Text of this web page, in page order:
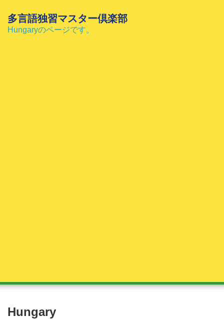
多言語独習マスター倶楽部
Hungaryのページです。
Hungary